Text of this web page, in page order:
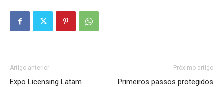
Artigo anterior
Expo Licensing Latam
Próximo artigo
Primeiros passos protegidos